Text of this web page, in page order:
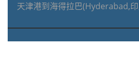
天津港到海得拉巴(Hyderabad,